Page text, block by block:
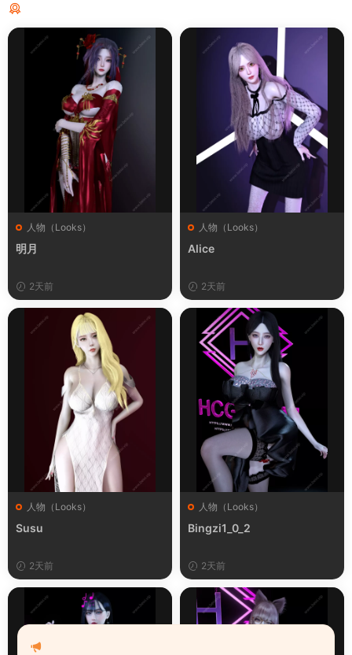
人物（Looks）
明月
2天前
人物（Looks）
Alice
2天前
人物（Looks）
Susu
2天前
人物（Looks）
Bingzi1_0_2
2天前